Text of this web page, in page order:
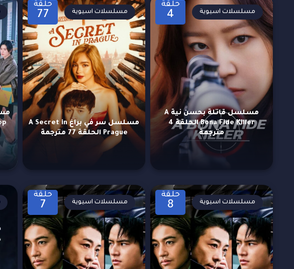
حلقة
4
مسلسل قاتلة بحسن نية A
Bona Fide Killer الحلقة 4
مترجمة
مسلسلات اسيوية
حلقة
77
مسلسل سر في براغ A Secret in
Prague الحلقة 77 مترجمة
مسلسلات اسيوية
حلقة
8 مسلسلات اسيوية
حلقة
7 مسلسلات اسيوية